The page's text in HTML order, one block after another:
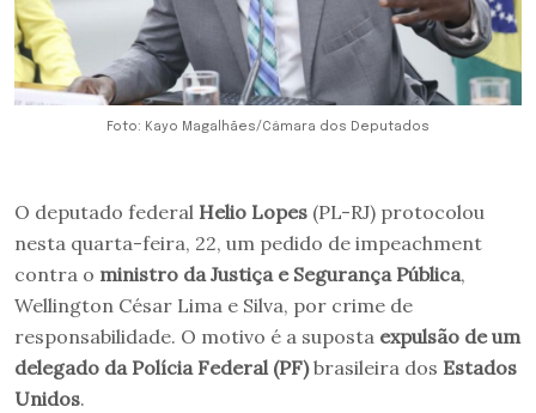
Foto: Kayo Magalhães/Câmara dos Deputados
O deputado federal Helio Lopes (PL-RJ) protocolou
nesta quarta-feira, 22, um pedido de impeachment
contra o ministro da Justiça e Segurança Pública,
Wellington César Lima e Silva, por crime de
responsabilidade. O motivo é a suposta expulsão de um
delegado da Polícia Federal (PF)brasileira dos Estados
Unidos.